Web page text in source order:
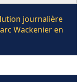
journalière
Wackenier en